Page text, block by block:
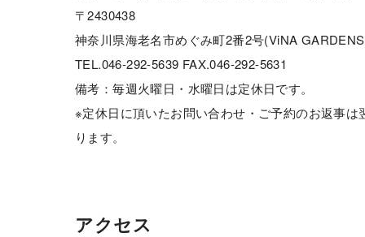
〒2430438
神奈川県海老名市めぐみ町2番2号(ViNA
TEL.046-292-5639 FAX.046-292-5631
備考：毎週火曜日・水曜日は定休日です。
※定休日に頂いたお問い合わせ・ご予約のお返事は
ります。
アクセス